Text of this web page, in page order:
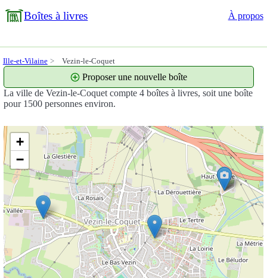
Boîtes à livres À propos
Ille-et-Vilaine Vezin-le-Coquet
La ville de Vezin-le-Coquet compte 4 boîtes à livres, soit une boîte
pour 1500 personnes environ.
Proposer une nouvelle boîte
+
−